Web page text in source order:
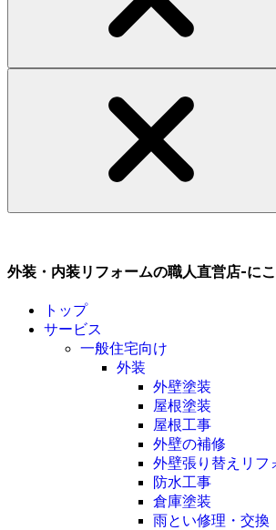
外装・内装リフォームの職人直営店-に
トップ
サービス
一般住宅向け
外装
外壁塗装
屋根塗装
屋根工事
外壁の補修
外壁張り替えリフ
防水工事
倉庫塗装
雨とい修理・交換